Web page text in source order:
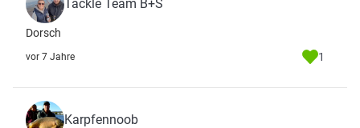
Tackle Team B+S
Dorsch
vor 7 Jahre 1
Karpfennoob